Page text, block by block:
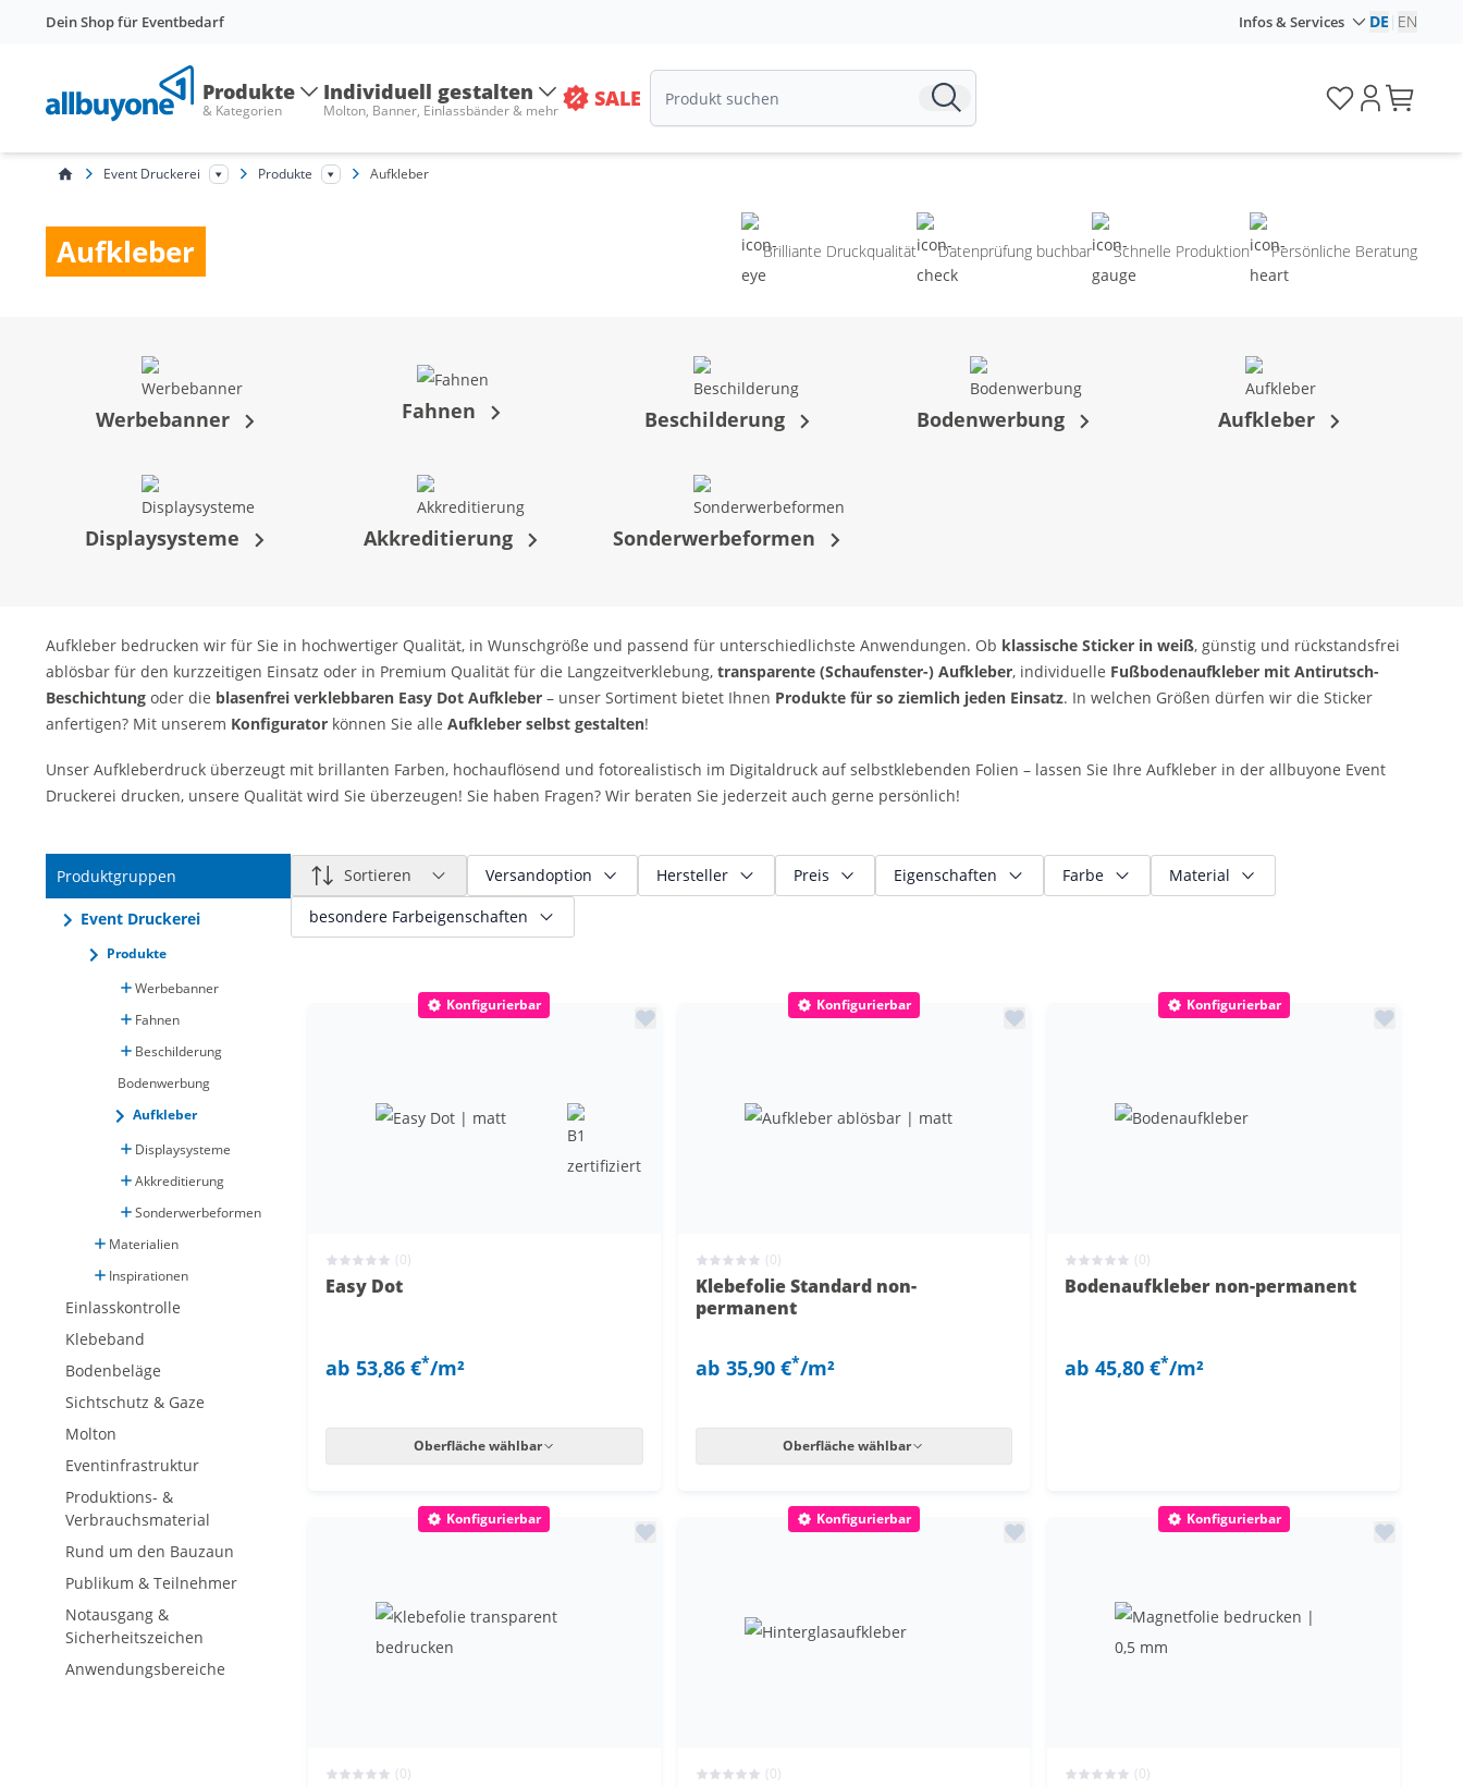
Dein Shop für Eventbedarf Infos & Services DE EN
Produkte
& Kategorien
Individuell gestalten
Molton, Banner, Einlassbänder & mehr SALE
Event Druckerei Produkte Aufkleber
Aufkleber Brilliante Druckqualität Datenprüfung buchbar Schnelle Produktion Persönliche Beratung
Werbebanner Fahnen Beschilderung Bodenwerbung Aufkleber
Displaysysteme Akkreditierung Sonderwerbeformen
Aufkleber bedrucken wir für Sie in hochwertiger Qualität, in Wunschgröße und passend für unterschiedlichste Anwendungen. Ob klassische Sticker in weiß, günstig und rückstandsfrei
ablösbar für den kurzzeitigen Einsatz oder in Premium Qualität für die Langzeitverklebung, transparente (Schaufenster-) Aufkleber, individuelle Fußbodenaufkleber mit Antirutsch-
Beschichtung oder die blasenfrei verklebbaren Easy Dot Aufkleber – unser Sortiment bietet Ihnen Produkte für so ziemlich jeden Einsatz. In welchen Größen dürfen wir die Sticker
anfertigen? Mit unserem Konfigurator können Sie alle Aufkleber selbst gestalten!
Unser Aufkleberdruck überzeugt mit brillanten Farben, hochauflösend und fotorealistisch im Digitaldruck auf selbstklebenden Folien – lassen Sie Ihre Aufkleber in der allbuyone Event
Druckerei drucken, unsere Qualität wird Sie überzeugen! Sie haben Fragen? Wir beraten Sie jederzeit auch gerne persönlich!
Produktgruppen
Event Druckerei
Produkte
Werbebanner
Fahnen
Beschilderung
Bodenwerbung
Aufkleber
Displaysysteme
Akkreditierung
Sonderwerbeformen
Materialien
Inspirationen
Einlasskontrolle
Klebeband
Bodenbeläge
Sichtschutz & Gaze
Molton
Eventinfrastruktur
Produktions- &
Verbrauchsmaterial
Rund um den Bauzaun
Publikum & Teilnehmer
Notausgang &
Sicherheitszeichen
Anwendungsbereiche
Sortieren
Preis absteigend
Versandoption Hersteller
allbuyone
Preis Eigenschaften
Scratch-Schutzlaminat
Farbe Material
4-5 Jahresfolie
Easy-Dot-Folie
PVC-Folie
besondere Farbeigenschaften
Konfigurierbar
(0)
Easy Dot
ab 53,86 €*/m²
Oberfläche wählbar
Konfigurierbar
(0)
Klebefolie Standard non-
permanent
ab 35,90 €*/m²
Oberfläche wählbar
Konfigurierbar
(0)
Bodenaufkleber non-permanent
ab 45,80 €*/m²
Konfigurierbar
(0)
Konfigurierbar
(0)
Konfigurierbar
(0)